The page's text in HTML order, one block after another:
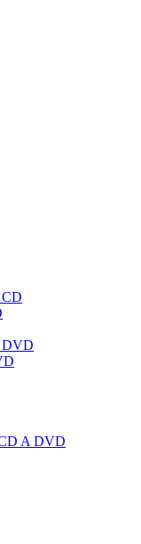
DVD
A DVD